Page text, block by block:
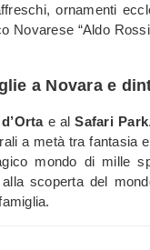
ornamenti
Novarese “Aldo
a Novara e
e alSafari Park
a metà tra fantasia
mondo di mille
scoperta del